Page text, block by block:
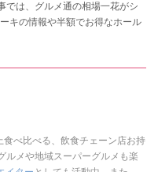
では、グルメ通の相場一花がシ
キの情報や半額でお得なホール
べ比べる、飲食チェーン店お持
ルメや地域スーパーグルメも楽